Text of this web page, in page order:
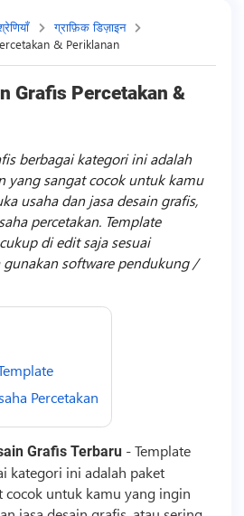
ग्राफ़िक डिज़ाइन
& Periklanan
Grafis Percetakan &
berbagai kategori ini adalah
yang sangat cocok untuk kamu
usaha dan jasa desain grafis,
percetakan. Template
di edit saja sesuai
software pendukung /
Percetakan
Grafis Terbaru-Template
kategori ini adalah paket
untuk kamu yang ingin